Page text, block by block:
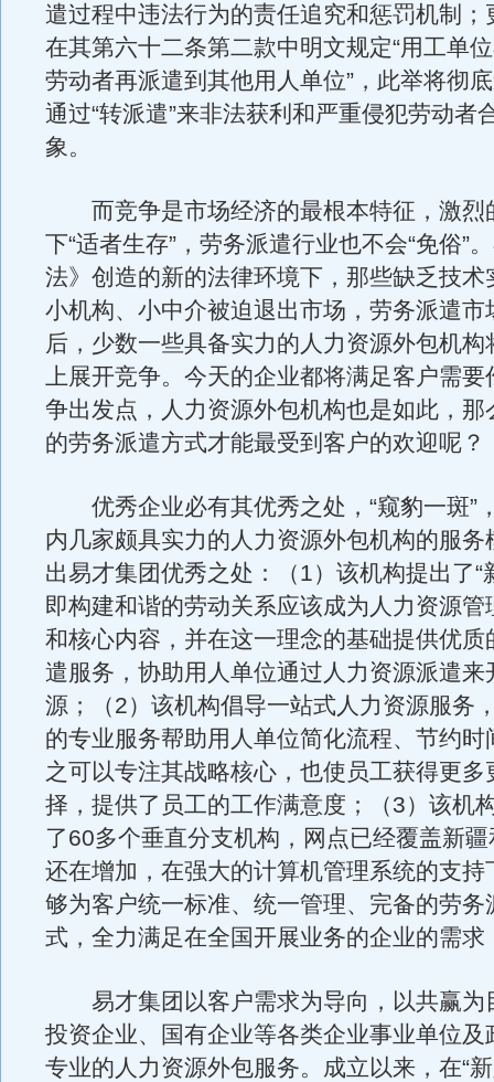
遣过程中违法行为的责任追究和惩罚机制；
在其第六十二条第二款中明文规定“用工单
劳动者再派遣到其他用人单位”，此举将彻
通过“转派遣”来非法获利和严重侵犯劳动者
象。
而竞争是市场经济的最根本特征，激烈
下“适者生存”，劳务派遣行业也不会“免俗”
法》创造的新的法律环境下，那些缺乏技术
小机构、小中介被迫退出市场，劳务派遣市
后，少数一些具备实力的人力资源外包机构
上展开竞争。今天的企业都将满足客户需要
争出发点，人力资源外包机构也是如此，那
的劳务派遣方式才能最受到客户的欢迎呢？
优秀企业必有其优秀之处，“窥豹一斑”
内几家颇具实力的人力资源外包机构的服务
出易才集团优秀之处：（1）该机构提出了“
即构建和谐的劳动关系应该成为人力资源管
和核心内容，并在这一理念的基础提供优质
遣服务，协助用人单位通过人力资源派遣来
源；（2）该机构倡导一站式人力资源服务
的专业服务帮助用人单位简化流程、节约时
之可以专注其战略核心，也使员工获得更多
择，提供了员工的工作满意度；（3）该机
了60多个垂直分支机构，网点已经覆盖新
还在增加，在强大的计算机管理系统的支持
够为客户统一标准、统一管理、完备的劳务
式，全力满足在全国开展业务的企业的需求
易才集团以客户需求为导向，以共赢为
投资企业、国有企业等各类企业事业单位及
专业的人力资源外包服务。成立以来，在“